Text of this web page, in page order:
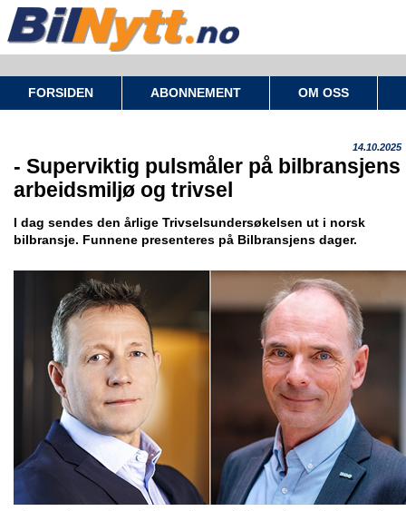
FORSIDEN ABONNEMENT OM OSS
14.10.2025
- Superviktig pulsmåler på bilbransjens
arbeidsmiljø og trivsel
I dag sendes den årlige Trivselsundersøkelsen ut i norsk
bilbransje. Funnene presenteres på Bilbransjens dager.